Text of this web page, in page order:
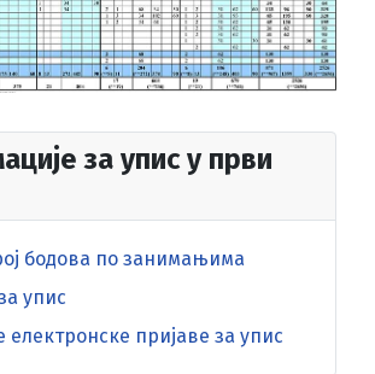
за упис у први
бодова по занимањима
упис
пријаве за упис